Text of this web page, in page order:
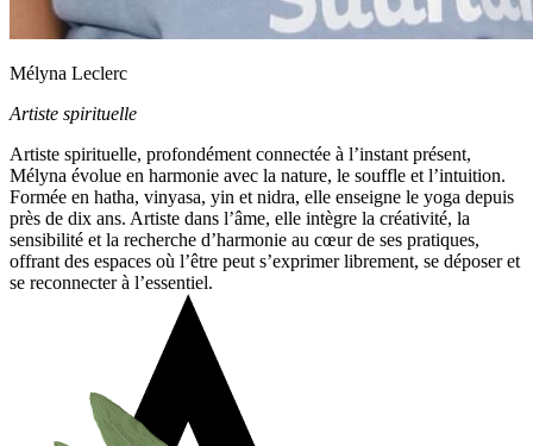
Mélyna Leclerc
Artiste spirituelle
Artiste spirituelle, profondément connectée à l’instant présent,
Mélyna évolue en harmonie avec la nature, le souffle et l’intuition.
Formée en hatha, vinyasa, yin et nidra, elle enseigne le yoga depuis
près de dix ans. Artiste dans l’âme, elle intègre la créativité, la
sensibilité et la recherche d’harmonie au cœur de ses pratiques,
offrant des espaces où l’être peut s’exprimer librement, se déposer et
se reconnecter à l’essentiel.